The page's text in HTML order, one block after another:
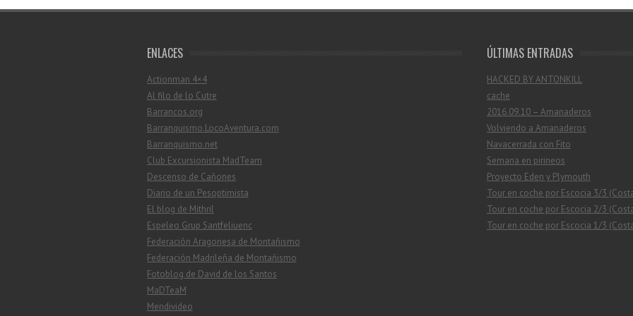
ENLACES
Actionman 4×4
Al filo de lo Cutre
Barrancos.org
Barranquismo.LocoAventura.com
Barranquismo.net
Club Excursionista MadTeam
Descenso de Cañones
Diario de un Pesoptimista
El blog de Mithril
Espeleo Grup Santfeliuenc
Federación Aragonesa de Montañismo
Federación Madrileña de Montañismo
Fotoblog de David de los Santos
MaDTeaM
Mendivideo
ÚLTIMAS ENTRADAS
HACKED BY ANTONKILL
cache
2016.09.10 – Amanaderos
Volviendo a Amanaderos
Navacerrada con Fito
Semana en pirineos
Proyecto Eden y Plymouth
Tour en coche por Escocia 3/3
Tour en coche por Escocia 2/3
Tour en coche por Escocia 1/3